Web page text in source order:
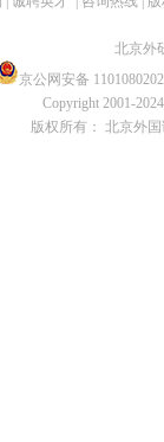
北京外
京公网安备
Copyright 2001-
版权所有： 北京外